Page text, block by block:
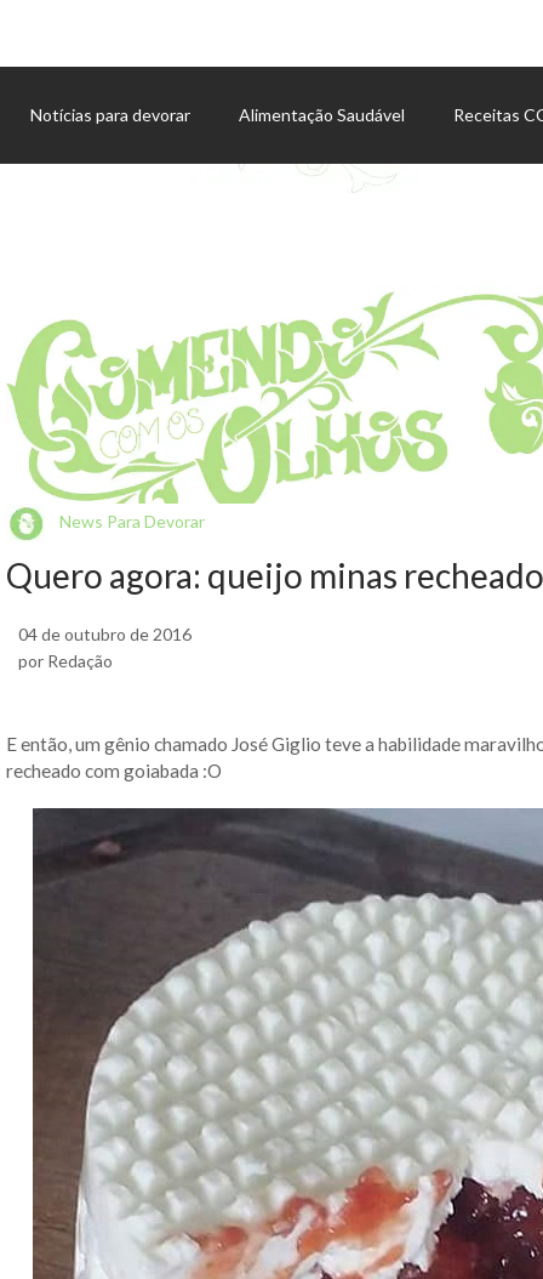
Notícias para devorar Alimentação Saudável Receitas
News Para Devorar
Quero agora: queijo minas
04 de outubro de 2016
por Redação
E então, um gênio chamado José Giglio teve a habilidade
recheado com goiabada :O